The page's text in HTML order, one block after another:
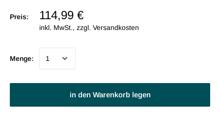
Preis: 114,99 €
inkl. MwSt., zzgl. Versandkosten
Menge:
in den Warenkorb legen